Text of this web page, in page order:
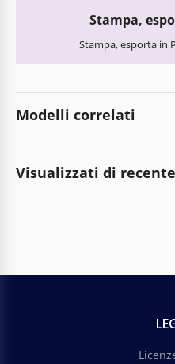
Stampa,
Stampa, esporta in
Modelli correlati
Visualizzati di recente